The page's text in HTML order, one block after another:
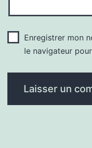
Enregistrer mon
le navigateur